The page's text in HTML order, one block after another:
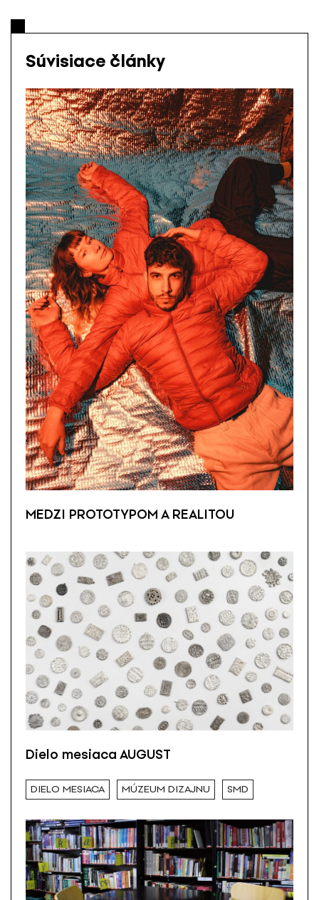
Súvisiace články
MEDZI PROTOTYPOM A REALITOU
Dielo mesiaca AUGUST
DIELO MESIACA MÚZEUM DIZAJNU SMD